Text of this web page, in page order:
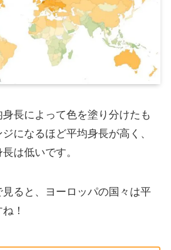
身長によって色を塗り分けたも
になるほど平均身長が高く、
は低いです。
ると、ヨーロッパの国々は平
！